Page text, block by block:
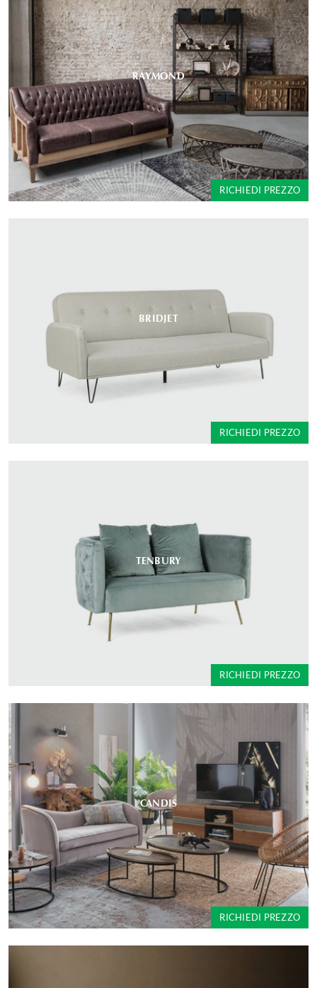
RAYMOND
RICHIEDI PREZZO
BRIDJET
RICHIEDI PREZZO
TENBURY
RICHIEDI PREZZO
CANDIS
RICHIEDI PREZZO